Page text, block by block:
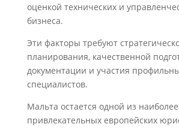
оценкой технических и
бизнеса.
Эти факторы требуют
планирования, качественной
документации и участия
специалистов.
Мальта остается одной из наиболее
привлекательных европейских